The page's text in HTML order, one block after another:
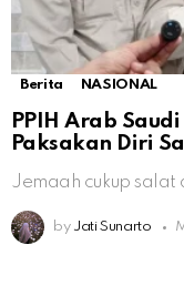
Berita NASIONAL
PPIH Arab
Paksakan Diri
Jemaah cukup
by Jati Sunarto